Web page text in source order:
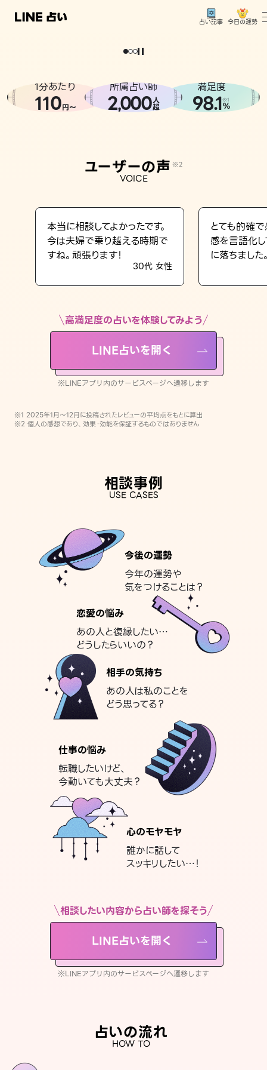
占い記事 今日の運勢
相談事例
LINE占いを開く
※LINEアプリ内のサービスページへ遷移します
どうせなら
。
1分あたり
110円〜
所属占い師
2,000人
超
満足度
98.1※1
%
ユーザーの声 ※2
VOICE
本当に相談してよかったです。
今は夫婦で乗り越える時期で
すね。頑張ります！
30代 女性
とても的確
感を言語化
に落ちました
高満足度の占いを体験してみよう
LINE占いを開く
※LINEアプリ内のサービスページへ遷移します
※1 2025年1月〜12月に投稿されたレビューの平均点をもとに算出
※2 個人の感想であり、効果・効能を保証するものではありません
相談事例
USE CASES
今後の運勢
今年の運勢や
気をつけることは？
恋愛の悩み
あの人と復縁したい…
どうしたらいいの？
相手の気持ち
あの人は私のことを
どう思ってる？
仕事の悩み
転職したいけど、
今動いても大丈夫？
心のモヤモヤ
誰かに話して
スッキリしたい…！
相談したい内容から占い師を探そう
LINE占いを開く
※LINEアプリ内のサービスページへ遷移します
占いの流れ
HOW TO